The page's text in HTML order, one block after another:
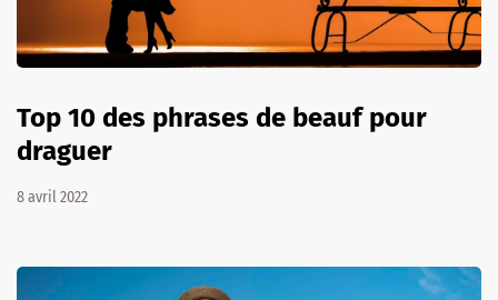
Top 10 des phrases de beauf pour
draguer
8 avril 2022